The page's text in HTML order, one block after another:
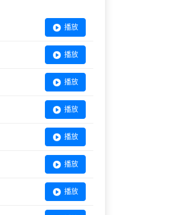
播放
播放
播放
播放
播放
播放
播放